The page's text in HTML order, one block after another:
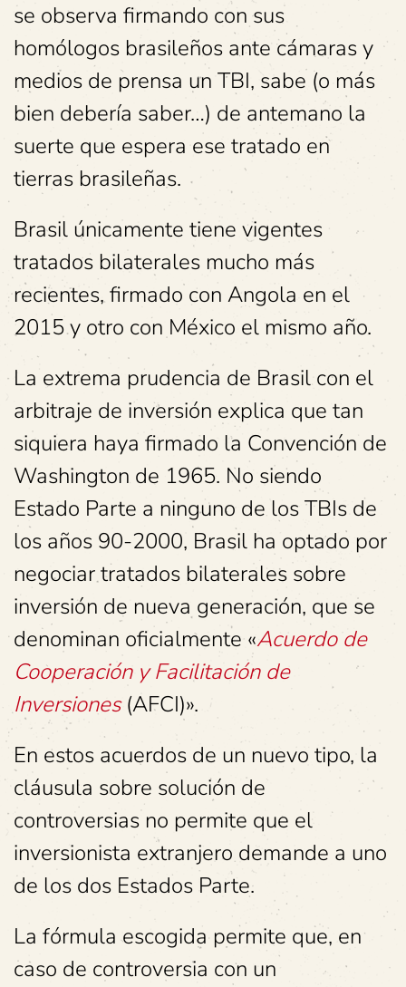
se observa firmando con sus
homólogos brasileños ante cámaras y
medios de prensa un TBI, sabe (o más
bien debería saber…) de antemano la
suerte que espera ese tratado en
tierras brasileñas.
Brasil únicamente tiene vigentes
tratados bilaterales mucho más
recientes, firmado con Angola en el
2015 y otro con México el mismo año.
La extrema prudencia de Brasil con el
arbitraje de inversión explica que tan
siquiera haya firmado la Convención de
Washington de 1965. No siendo
Estado Parte a ninguno de los TBIs de
los años 90-2000, Brasil ha optado por
negociar tratados bilaterales sobre
inversión de nueva generación, que se
denominan oficialmente «Acuerdo de
Cooperación y Facilitación de
Inversiones(AFCI)».
En estos acuerdos de un nuevo tipo, la
cláusula sobre solución de
controversias no permite que el
inversionista extranjero demande a uno
de los dos Estados Parte.
La fórmula escogida permite que, en
caso de controversia con un